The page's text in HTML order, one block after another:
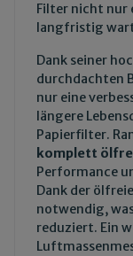
Filter nicht nur
langfristig
Dank seiner
durchdachten
nur eine
längere
Papierfilter.
komplett
Performance
Dank der
notwendig,
reduziert. Ein